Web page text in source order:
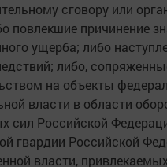
сговору или
повлекшие причинение
ущерба; либо
либо,
на объекты
власти в области
сил Российской
гвардии Российской
власти,